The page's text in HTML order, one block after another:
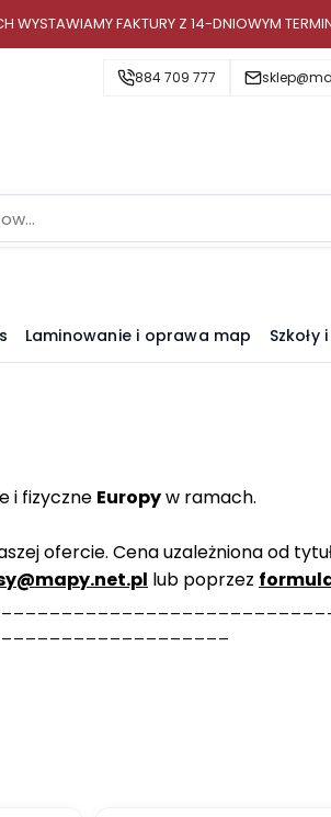
WYSTAWIAMY FAKTURY Z 14-DNIOWYM
884 709 777
Laminowanie i oprawa map
i fizyczne Europyw ramach.
ofercie. Cena uzależniona od
lub poprzez